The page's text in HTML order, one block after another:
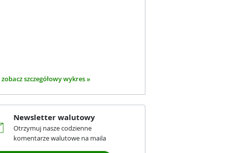
zobacz szczegółowy wykres »
Newsletter walutowy
Otrzymuj nasze codzienne
komentarze walutowe na maila